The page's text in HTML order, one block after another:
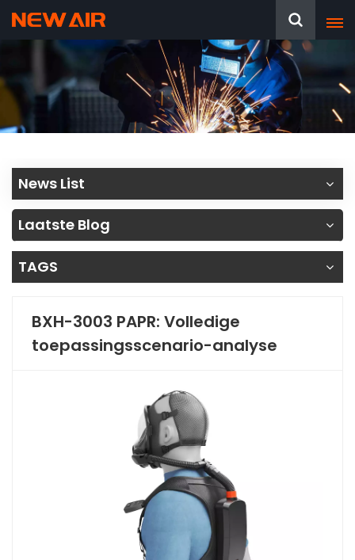
News List
Laatste Blog
TAGS
BXH-3003 PAPR: Volledige
toepassingsscenario-analyse